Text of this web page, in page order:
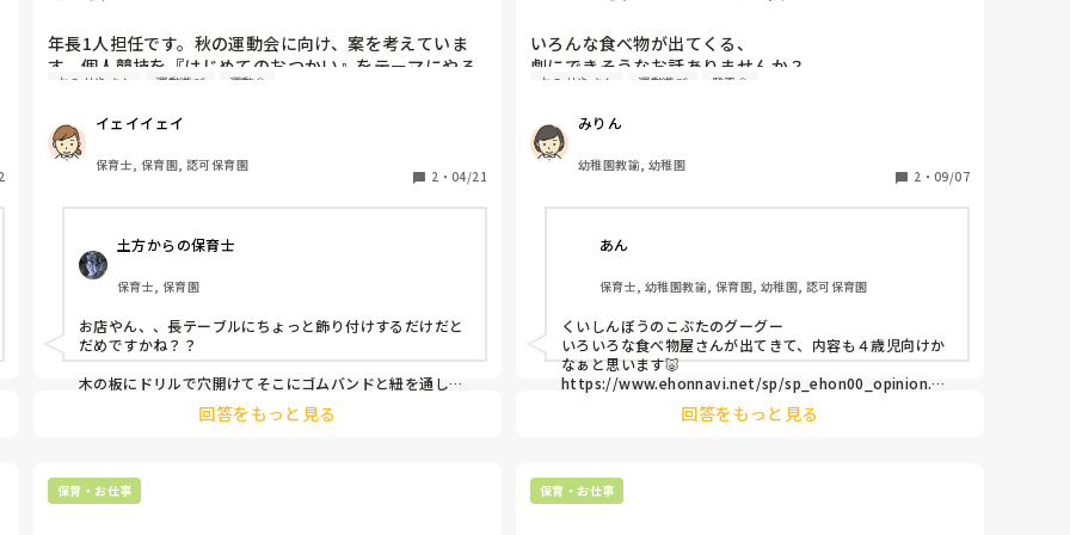
箸に色テープを交互に2色巻き付けて可愛くして、フリフ
リする音が出るものです！紐が長いと1歳の子どもたちに
は難しいかもしれないです！
ラップの芯に砂を入れて、
両端をテープでガチガチに固定した物を
傾けると海の音みたいにザザザと鳴ります！
年長1人担任です。秋の運動会に向け、案を考えていま
す。個人競技を『はじめてのおつかい』をテーマにやろ
屋さんに行って買いに行くという簡単な競技なんです
が、お店屋さんをどうやって表現しようか、案をお願い
します。又、親子競技ではムカデ競走をやろうと思って
いるんですが、画像のものの作りかたを教えていただき
たいです。よろしくお願いします。
おみせやさん 運動遊び 運動会
イェイイェイ
保育士, 保育園, 認可保育園
2 ・ 04/21
土方からの保育士
保育士, 保育園
お店やん、、長テーブルにちょっと飾り付けするだけだと
だめですかね？？
木の板にドリルで穴開けてそこにゴムバンドと紐を通して
ある。としかわかりません、、
回答をもっと見る
いろんな食べ物が出てくる、
劇にできそうなお話ありませんか？
発表会でする劇を考え始めないとなーと思っています。
1学期のお店屋さんごっこで、ドーナツ、アイスクリー
ム、ピザ、かき氷、たこ焼き、寿司、クレープなどいろ
んなものを作っています。
ようかなと思っています。
これらを劇に繋げたいです、、！
たくさん食べ物が出てくる絵本など、
ご存知の方、教えてください❣️
創作劇にして、こんなお話の流れはどう？など
アイデアもありましたらお願いします🙇‍♀️
おみせやさん 運動遊び 発表会
みりん
幼稚園教諭, 幼稚園
2 ・ 09/07
あん
保育士, 幼稚園教諭, 保育園, 幼稚園, 認可保育園
くいしんぼうのこぶたのグーグー
いろいろな食べ物屋さんが出てきて、内容も４歳児向けか
なぁと思います🐷
https://www.ehonnavi.net/sp/sp_ehon00_opinion.as
p?no=116098&srsltid=AfmBOoovouO8bzR-
BRayWe3fSLe0w97-
どうぞのいす のオペレッタは４歳児でやりました🐰
回答をもっと見る
保育・お仕事 保育・お仕事